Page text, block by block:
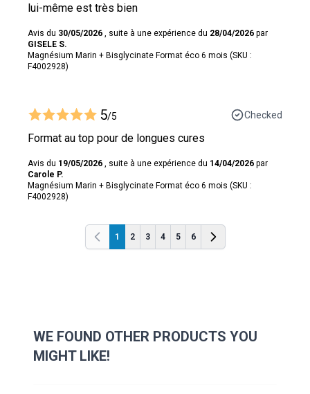
lui-même est très bien
Avis du 30/05/2026 , suite à une expérience du 28/04/2026 par
GISELE S.
Magnésium Marin + Bisglycinate Format éco 6 mois (SKU :
F4002928)
5/5 Checked
Format au top pour de longues cures
Avis du 19/05/2026 , suite à une expérience du 14/04/2026 par
Carole P.
Magnésium Marin + Bisglycinate Format éco 6 mois (SKU :
F4002928)
Previous
1 2 3 4 5 6
Previous
WE FOUND OTHER PRODUCTS YOU
MIGHT LIKE!